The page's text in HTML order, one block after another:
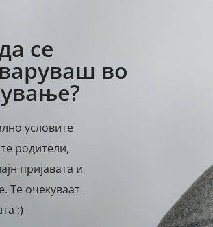
се
во
условите
родители,
пријавата и
Те очекуваат
:)